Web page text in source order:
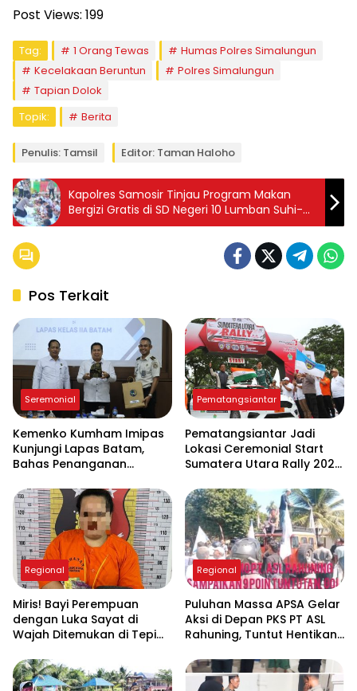
Post Views: 199
Tag: 1 Orang Tewas
Humas Polres Simalungun
Kecelakaan Beruntun
Polres Simalungun
Tapian Dolok
Topik:
Berita
Penulis: Tamsil Editor: Taman Haloho
Kapolres Samosir Tinjau Program Makan
Bergizi Gratis di SD Negeri 10 Lumban Suhi-
suhi Toruan
Pos Terkait
Seremonial
Kemenko Kumham Imipas
Kunjungi Lapas Batam,
Bahas Penanganan
Implementasi KUHP Baru
Pematangsiantar
Pematangsiantar Jadi
Lokasi Ceremonial Start
Sumatera Utara Rally 2026
Regional
Miris! Bayi Perempuan
dengan Luka Sayat di
Wajah Ditemukan di Tepi
Dibuang Ibu Kandungnya
Regional
Puluhan Massa APSA Gelar
Aksi di Depan PKS PT ASL
Rahuning, Tuntut Hentikan
Sungai Asahan